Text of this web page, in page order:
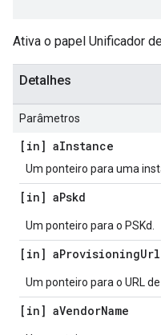
Ativa o papel Unificador
Detalhes
Parâmetros
[in] aInstance
Um ponteiro para uma
[in] aPskd
Um ponteiro para o PSKd.
[in] aProvisioningUrl
Um ponteiro para o URL
[in] aVendorName